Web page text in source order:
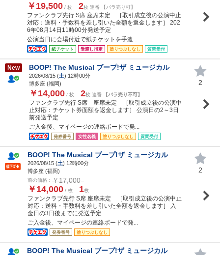
￥19,500 / 枚 2枚 連番 【バラ売り可】
ファンクラブ先行 S席 座席未定 ［取引成立後の公演中止
対応：送料・手数料を差し引いた全額を返金します］ 202
6年08月14日11時00分発送予定
公演当日に会場付近で紙チケットを手渡...
紙チケット 受渡し指定 塗りつぶしなし 質問受付
New BOOP! The Musical ブープ!ザ ミュージカル
2026/08/15 (土) 12時00分
博多座 (福岡)
￥14,000 / 枚 2枚 連番 【バラ売り不可】
ファンクラブ先行 S席 座席未定 ［取引成立後の公演中
止対応：チケット券面額を返金します］ 公演日の2～3日
前発送予定
ご入金後、マイページの連絡ボードで発...
発券番号 女性名義 塗りつぶしなし 質問受付
2
BOOP! The Musical ブープ!ザ ミュージカル
2026/08/15 (土) 12時00分
博多座 (福岡)
前の価格： ￥17,000
￥14,000 / 枚 1枚
ファンクラブ先行 S席 座席未定 ［取引成立後の公演中止
対応：送料・手数料を差し引いた全額を返金します］ 入
金日の3日後までに発送予定
ご入金後、マイページの連絡ボードで発...
発券番号 塗りつぶしなし
2
BOOP! The Musical ブープ!ザ ミュージカル